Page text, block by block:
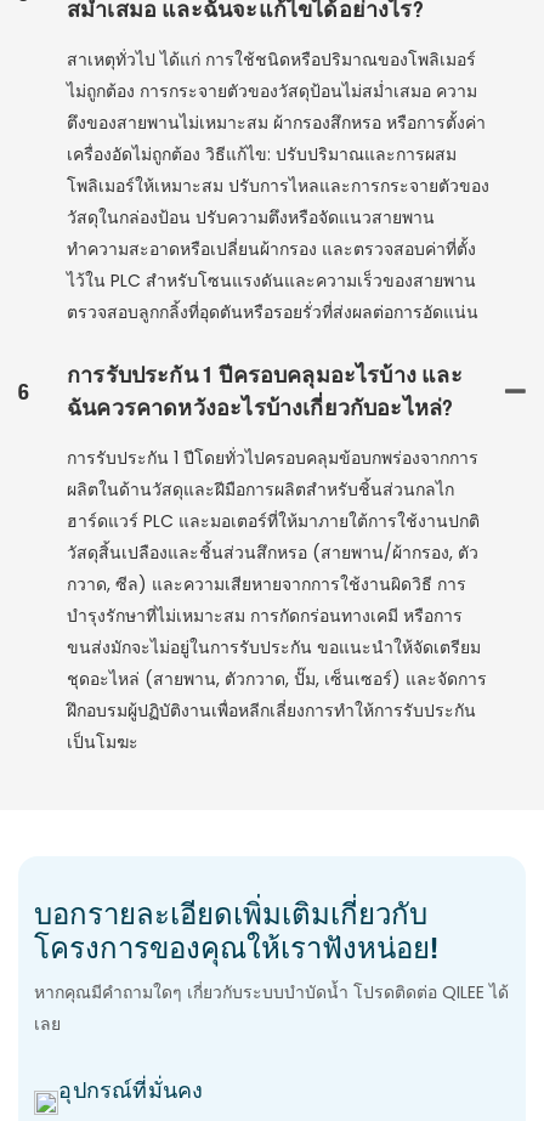
สม่ำเสมอ และฉันจะแก้ไขได้อย่างไร?
สาเหตุทั่วไป ได้แก่ การใช้ชนิดหรือปริมาณของโพลิเมอร์
ไม่ถูกต้อง การกระจายตัวของวัสดุป้อนไม่สม่ำเสมอ ความ
ตึงของสายพานไม่เหมาะสม ผ้ากรองสึกหรอ หรือการตั้งค่า
เครื่องอัดไม่ถูกต้อง วิธีแก้ไข: ปรับปริมาณและการผสม
โพลิเมอร์ให้เหมาะสม ปรับการไหลและการกระจายตัวของ
วัสดุในกล่องป้อน ปรับความตึงหรือจัดแนวสายพาน
ทำความสะอาดหรือเปลี่ยนผ้ากรอง และตรวจสอบค่าที่ตั้ง
ไว้ใน PLC สำหรับโซนแรงดันและความเร็วของสายพาน
ตรวจสอบลูกกลิ้งที่อุดตันหรือรอยรั่วที่ส่งผลต่อการอัดแน่น
6
การรับประกัน 1 ปีครอบคลุมอะไรบ้าง และ
ฉันควรคาดหวังอะไรบ้างเกี่ยวกับอะไหล่?
การรับประกัน 1 ปีโดยทั่วไปครอบคลุมข้อบกพร่องจากการ
ผลิตในด้านวัสดุและฝีมือการผลิตสำหรับชิ้นส่วนกลไก
ฮาร์ดแวร์ PLC และมอเตอร์ที่ให้มาภายใต้การใช้งานปกติ
วัสดุสิ้นเปลืองและชิ้นส่วนสึกหรอ (สายพาน/ผ้ากรอง, ตัว
กวาด, ซีล) และความเสียหายจากการใช้งานผิดวิธี การ
บำรุงรักษาที่ไม่เหมาะสม การกัดกร่อนทางเคมี หรือการ
ขนส่งมักจะไม่อยู่ในการรับประกัน ขอแนะนำให้จัดเตรียม
ชุดอะไหล่ (สายพาน, ตัวกวาด, ปั๊ม, เซ็นเซอร์) และจัดการ
ฝึกอบรมผู้ปฏิบัติงานเพื่อหลีกเลี่ยงการทำให้การรับประกัน
เป็นโมฆะ
บอกรายละเอียดเพิ่มเติมเกี่ยวกับ
โครงการของคุณให้เราฟังหน่อย!
หากคุณมีคำถามใดๆ เกี่ยวกับระบบบำบัดน้ำ โปรดติดต่อ QILEE ได้
เลย
อุปกรณ์ที่มั่นคง